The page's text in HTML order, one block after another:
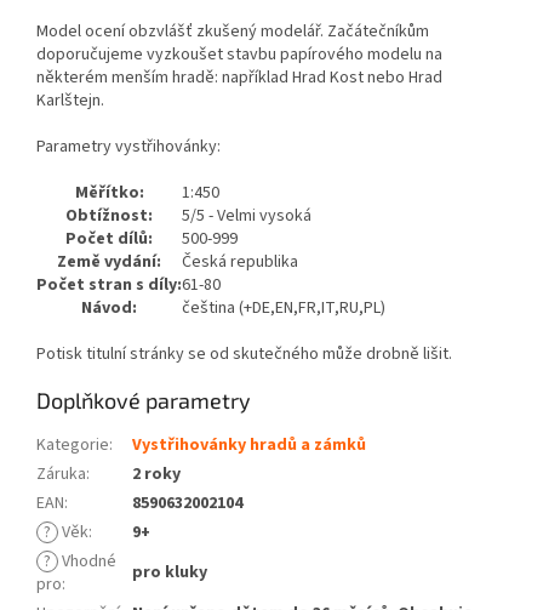
Model ocení obzvlášť zkušený modelář. Začátečníkům
doporučujeme vyzkoušet stavbu papírového modelu na
některém menším hradě: například Hrad Kost nebo Hrad
Karlštejn.
Parametry vystřihovánky:
Měřítko:
1:450
Obtížnost:
5/5 - Velmi vysoká
Počet dílů:
500-999
Země vydání:
Česká republika
Počet stran s díly:61-80
Návod:
čeština (+DE,EN,FR,IT,RU,PL)
Potisk titulní stránky se od skutečného může drobně lišit.
Doplňkové parametry
Kategorie:
Vystřihovánky hradů a zámků
Záruka:
2 roky
EAN:
8590632002104
? Věk:
9+
? Vhodné
pro:
pro kluky